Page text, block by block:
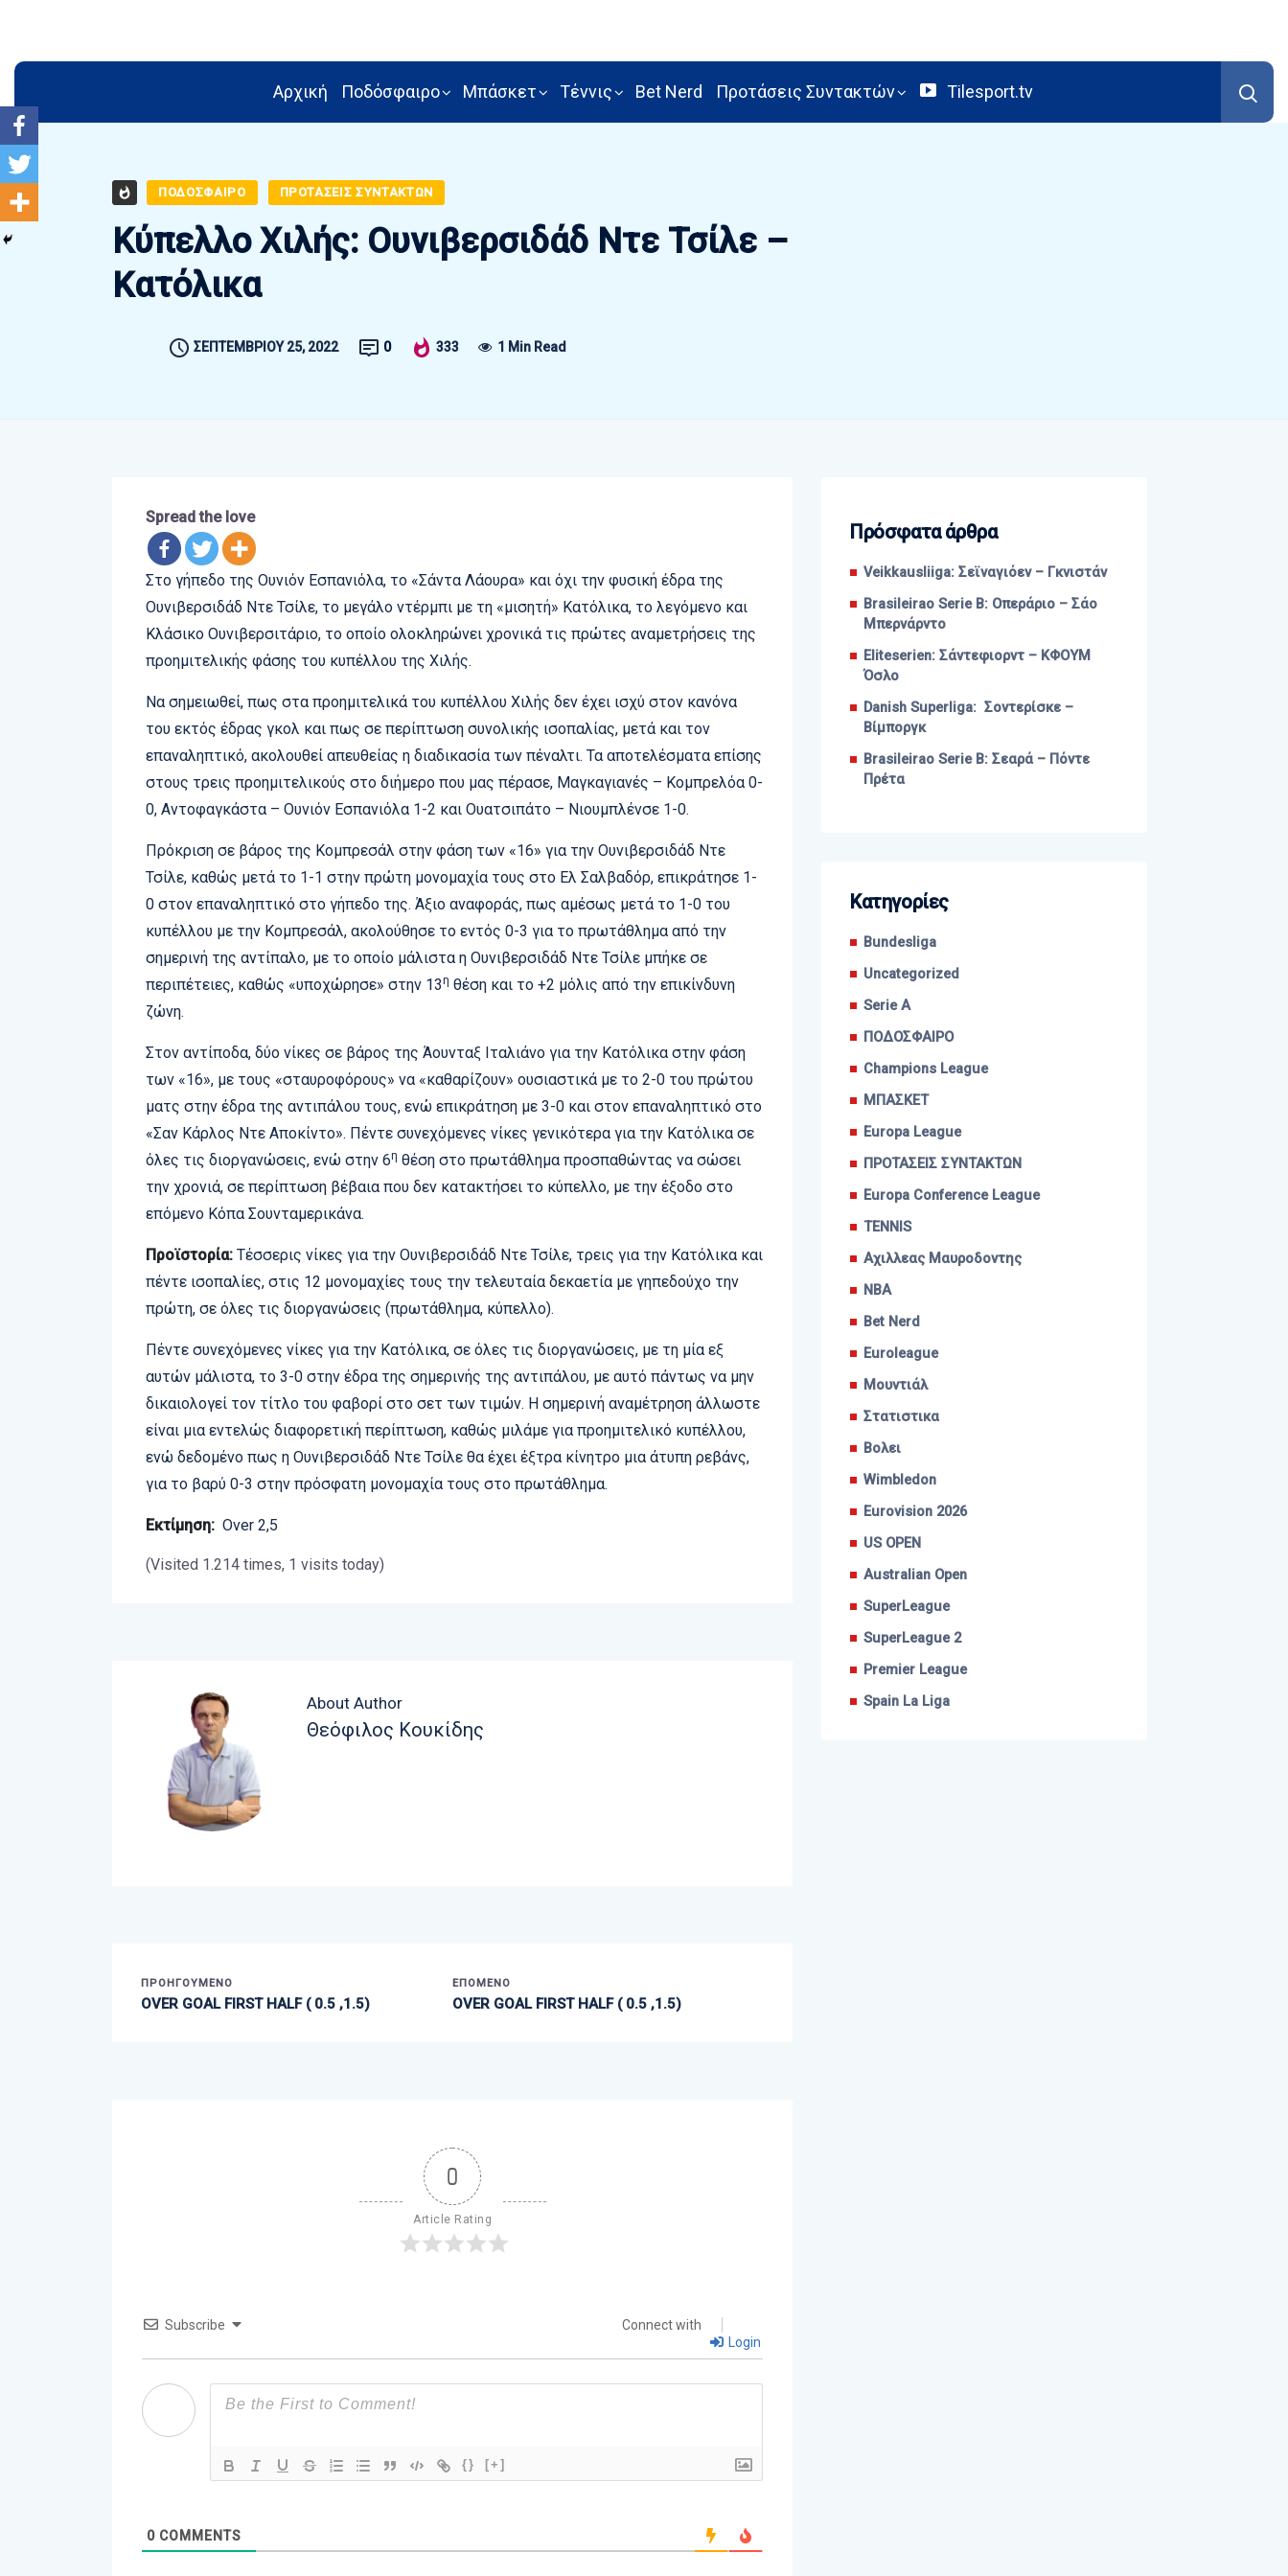
Αρχική Ποδόσφαιρο Μπάσκετ Τέννις Bet Nerd Προτάσεις Συντακτών Tilesport.tv
ΠΟΔΟΣΦΑΙΡΟ ΠΡΟΤΑΣΕΙΣ ΣΥΝΤΑΚΤΩΝ
Κύπελλο Χιλής: Ουνιβερσιδάδ Ντε Τσίλε –
Κατόλικα
ΣΕΠΤΕΜΒΡΊΟΥ 25, 2022 0 333 1 Min Read
Spread the love
Στο γήπεδο της Ουνιόν Εσπανιόλα, το «Σάντα Λάουρα» και όχι την φυσική έδρα της
Ουνιβερσιδάδ Ντε Τσίλε, το μεγάλο ντέρμπι με τη «μισητή» Κατόλικα, το λεγόμενο και
Κλάσικο Ουνιβερσιτάριο, το οποίο ολοκληρώνει χρονικά τις πρώτες αναμετρήσεις της
προημιτελικής φάσης του κυπέλλου της Χιλής.
Να σημειωθεί, πως στα προημιτελικά του κυπέλλου Χιλής δεν έχει ισχύ στον κανόνα
του εκτός έδρας γκολ και πως σε περίπτωση συνολικής ισοπαλίας, μετά και τον
επαναληπτικό, ακολουθεί απευθείας η διαδικασία των πέναλτι. Τα αποτελέσματα επίσης
στους τρεις προημιτελικούς στο διήμερο που μας πέρασε, Μαγκαγιανές – Κομπρελόα 0-
0, Αντοφαγκάστα – Ουνιόν Εσπανιόλα 1-2 και Ουατσιπάτο – Νιουμπλένσε 1-0.
Πρόκριση σε βάρος της Κομπρεσάλ στην φάση των «16» για την Ουνιβερσιδάδ Ντε
Τσίλε, καθώς μετά το 1-1 στην πρώτη μονομαχία τους στο Ελ Σαλβαδόρ, επικράτησε 1-
0 στον επαναληπτικό στο γήπεδο της. Άξιο αναφοράς, πως αμέσως μετά το 1-0 του
κυπέλλου με την Κομπρεσάλ, ακολούθησε το εντός 0-3 για το πρωτάθλημα από την
σημερινή της αντίπαλο, με το οποίο μάλιστα η Ουνιβερσιδάδ Ντε Τσίλε μπήκε σε
περιπέτειες, καθώς «υποχώρησε» στην 13η θέση και το +2 μόλις από την επικίνδυνη
ζώνη.
Στον αντίποδα, δύο νίκες σε βάρος της Άουνταξ Ιταλιάνο για την Κατόλικα στην φάση
των «16», με τους «σταυροφόρους» να «καθαρίζουν» ουσιαστικά με το 2-0 του πρώτου
ματς στην έδρα της αντιπάλου τους, ενώ επικράτηση με 3-0 και στον επαναληπτικό στο
«Σαν Κάρλος Ντε Αποκίντο». Πέντε συνεχόμενες νίκες γενικότερα για την Κατόλικα σε
όλες τις διοργανώσεις, ενώ στην 6η θέση στο πρωτάθλημα προσπαθώντας να σώσει
την χρονιά, σε περίπτωση βέβαια που δεν κατακτήσει το κύπελλο, με την έξοδο στο
επόμενο Κόπα Σουνταμερικάνα.
Προϊστορία: Τέσσερις νίκες για την Ουνιβερσιδάδ Ντε Τσίλε, τρεις για την Κατόλικα και
πέντε ισοπαλίες, στις 12 μονομαχίες τους την τελευταία δεκαετία με γηπεδούχο την
πρώτη, σε όλες τις διοργανώσεις (πρωτάθλημα, κύπελλο).
Πέντε συνεχόμενες νίκες για την Κατόλικα, σε όλες τις διοργανώσεις, με τη μία εξ
αυτών μάλιστα, το 3-0 στην έδρα της σημερινής της αντιπάλου, με αυτό πάντως να μην
δικαιολογεί τον τίτλο του φαβορί στο σετ των τιμών. Η σημερινή αναμέτρηση άλλωστε
είναι μια εντελώς διαφορετική περίπτωση, καθώς μιλάμε για προημιτελικό κυπέλλου,
ενώ δεδομένο πως η Ουνιβερσιδάδ Ντε Τσίλε θα έχει έξτρα κίνητρο μια άτυπη ρεβάνς,
για το βαρύ 0-3 στην πρόσφατη μονομαχία τους στο πρωτάθλημα.
Εκτίμηση: Over 2,5
(Visited 1.214 times, 1 visits today)
About Author
Θεόφιλος Κουκίδης
ΠΡΟΗΓΟΎΜΕΝΟ
OVER GOAL FIRST HALF ( 0.5 ,1.5)
ΕΠΌΜΕΝΟ
OVER GOAL FIRST HALF ( 0.5 ,1.5)
0
Article Rating
Subscribe
Connect with
Login
{} [+]
0 COMMENTS
Πρόσφατα άρθρα
Veikkausliiga: Σεϊναγιόεν – Γκνιστάν
Brasileirao Serie B: Οπεράριο – Σάο
Μπερνάρντο
Eliteserien: Σάντεφιορντ – ΚΦΟΥΜ
Όσλο
Danish Superliga: Σοντερίσκε –
Βίμποργκ
Brasileirao Serie B: Σεαρά – Πόντε
Πρέτα
Kατηγορίες
Bundesliga
Uncategorized
Serie A
ΠΟΔΟΣΦΑΙΡΟ
Champions League
ΜΠΑΣΚΕΤ
Europa League
ΠΡΟΤΑΣΕΙΣ ΣΥΝΤΑΚΤΩΝ
Europa Conference League
TENNIS
Αχιλλεας Μαυροδοντης
NBA
Bet Nerd
Euroleague
Μουντιάλ
Στατιστικα
Βολει
Wimbledon
Eurovision 2026
US OPEN
Australian Open
SuperLeague
SuperLeague 2
Premier League
Spain La Liga